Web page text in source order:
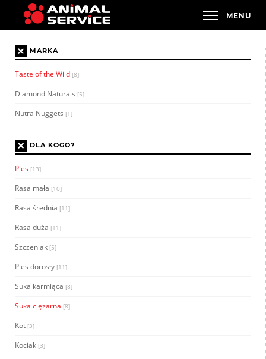
× MARKA
Taste of the Wild [8]
Diamond Naturals [5]
Nutra Nuggets [1]
× DLA KOGO?
Pies [13]
Rasa mała [10]
Rasa średnia [11]
Rasa duża [11]
Szczeniak [5]
Pies dorosły [11]
Suka karmiąca [8]
Suka ciężarna [8]
Kot [3]
Kociak [3]